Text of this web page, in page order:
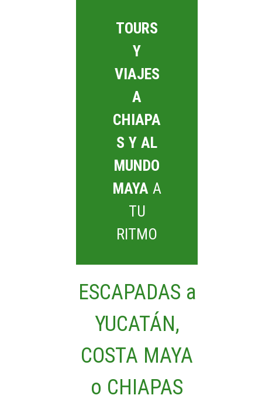
TOURS
Y
VIAJES
A
CHIAPA
S Y AL
MUNDO
MAYA A
TU
RITMO
ESCAPADAS a
YUCATÁN,
COSTA MAYA
o CHIAPAS